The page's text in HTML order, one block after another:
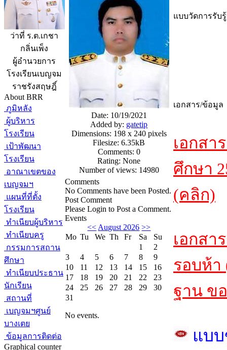
ว่าที่ ร.ต.เกชา
กลิ่นเพ็ง
ผู้อำนวยการ
โรงเรียนเบญจม
ราชรังสฤษฎิ์
About BRR
ภูมิหลัง
ผู้บริหาร
โรงเรียน
เป้าพัฒนา
โรงเรียน
อาณาเขตของ
เบญจมฯ
แผนที่ที่ตั้ง
โรงเรียน
ทำเนียบผู้บริหาร
ทำเนียบครู
กรรมการสถาน
ศึกษา
ทำเนียบประธาน
นักเรียน
สถานที่
เบญจมฯศูนย์
บางเตย
ข้อมูลการติดต่อ
Graphical counter
Date: 10/19/2021
Added by: gatetip
Dimensions: 198 x 240 pixels
Filesize: 6.35kB
Comments: 0
Rating: None
Number of views: 14980
Comments
No Comments have been Posted.
Post Comment
Please Login to Post a Comment.
Events
<< August 2026 >>
Mo Tu We Th Fr Sa
Su
1
2
3
4 5 6 7 8
9
10
11 12 13 14 15
16
17
18 19 20 21 22
23
24
25 26 27 28 29
30
31
No events.
แบบวัดการรับ
เอกสาร/ข้อมูล
เอกสา
ศึกษา
(คลิก)
เอกสา
รอบห้า
ฐาน ข
แบ